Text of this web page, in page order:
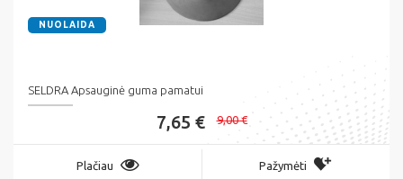
NUOLAIDA
SELDRA Apsauginė guma pamatui
7,65 € 9,00 €
Plačiau Pažymėti